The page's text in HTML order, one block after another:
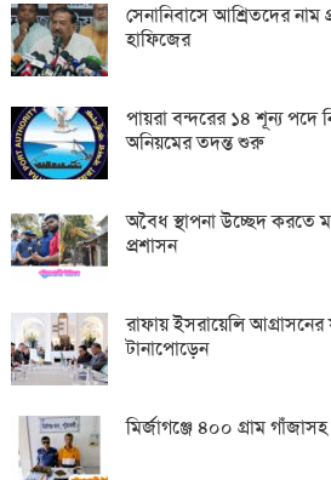
সেনানিবাসে আশ্রিতদের নাম
হাফিজের
পায়রা বন্দরের ১৪ শূন্য পদে
অনিয়মের তদন্ত শুরু
অবৈধ স্থাপনা উচ্ছেদ করতে
প্রশাসন
রাফায় ইসরায়েলি
টানাপোড়েন
মির্জাগঞ্জে ৪০০ গ্রাম